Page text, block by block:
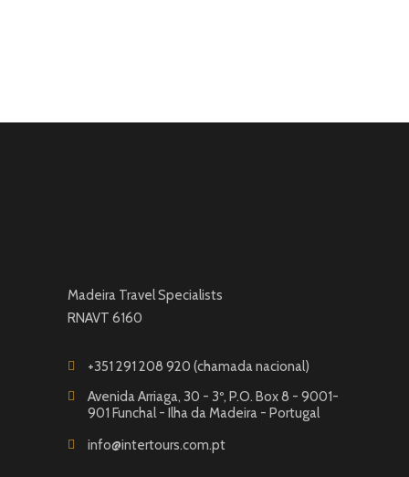
Madeira Travel Specialists
RNAVT 6160
+351 291 208 920 (chamada nacional)
Avenida Arriaga, 30 - 3º, P.O. Box 8 - 9001-
901 Funchal - Ilha da Madeira - Portugal
info@intertours.com.pt